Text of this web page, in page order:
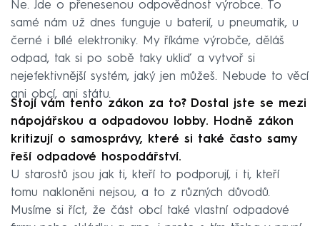
Ne. Jde o přenesenou odpovědnost výrobce. To
samé nám už dnes funguje u baterií, u pneumatik, u
černé i bílé elektroniky. My říkáme výrobče, děláš
odpad, tak si po sobě taky ukliď a vytvoř si
nejefektivnější systém, jaký jen můžeš. Nebude to věcí
ani obcí, ani státu.
Stojí vám tento zákon za to? Dostal jste se mezi
nápojářskou a odpadovou lobby. Hodně zákon
kritizují o samosprávy, které si také často samy
řeší odpadové hospodářství.
U starostů jsou jak ti, kteří to podporují, i ti, kteří
tomu nakloněni nejsou, a to z různých důvodů.
Musíme si říct, že část obcí také vlastní odpadové